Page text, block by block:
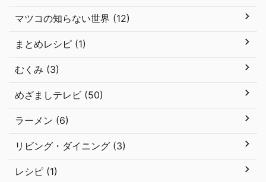
マツコの知らない世界 (12)
まとめレシピ (1)
むくみ (3)
めざましテレビ (50)
ラーメン (6)
リビング・ダイニング (3)
レシピ (1)